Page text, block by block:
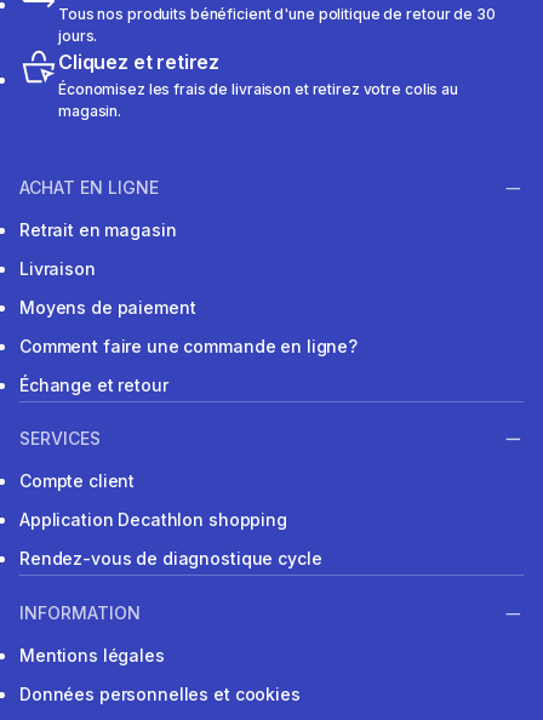
Tous nos produits bénéficient d'une politique de retour de 30
jours.
Cliquez et retirez
Économisez les frais de livraison et retirez votre colis au
magasin.
ACHAT EN LIGNE
Retrait en magasin
Livraison
Moyens de paiement
Comment faire une commande en ligne?
Échange et retour
SERVICES
Compte client
Application Decathlon shopping
Rendez-vous de diagnostique cycle
INFORMATION
Mentions légales
Données personnelles et cookies